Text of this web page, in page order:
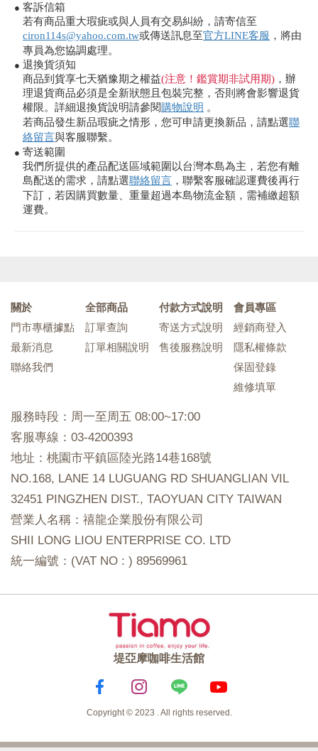
● 客訴信箱
若有商品重大瑕疵或與人員有交易糾紛，請寄信至
ciron114s@yahoo.com.tw或傳送訊息至官方LINE客服 ，將由
專員為您協調處理。
● 退換貨須知
商品到貨享七天猶豫期之權益(注意！鑑賞期非試用期) ，辦
理退貨商品必須是全新狀態且包裝完整，否則將會影響退貨
權限。詳細退換貨說明請參閱購物說明 。
若商品發生新品瑕疵之情形，您可申請更換新品，請點選聯
絡留言與客服聯繫。
● 寄送範圍
我們所提供的產品配送區域範圍以台灣本島為主，若您有離
島配送的需求，請點選聯絡留言 ，聯繫客服確認運費後再行
下訂，若因購買數量、重量超過本島物流金額，需補繳超額
運費。
關於
門市專櫃據點
最新消息
聯絡我們
全部商品
訂單查詢
訂單相關說明
付款方式說明
寄送方式說明
售後服務說明
會員專區
經銷商登入
隱私權條款
保固登錄
維修填單
服務時段：周一至周五 08:00~17:00
客服專線：03-4200393
地址：桃園市平鎮區陸光路14巷168號
NO.168, LANE 14 LUGUANG RD SHUANGLIAN VIL
32451 PINGZHEN DIST., TAOYUAN CITY TAIWAN
營業人名稱：禧龍企業股份有限公司
SHII LONG LIOU ENTERPRISE CO. LTD
統一編號：(VAT NO : ) 89569961
堤亞摩咖啡生活館
Copyright © 2023 . All rights reserved.